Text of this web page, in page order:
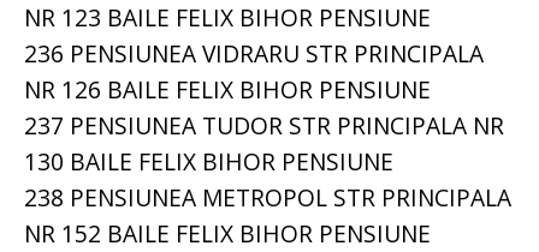
NR 123 BAILE FELIX BIHOR PENSIUNE
236 PENSIUNEA VIDRARU STR PRINCIPALA
NR 126 BAILE FELIX BIHOR PENSIUNE
237 PENSIUNEA TUDOR STR PRINCIPALA NR
130 BAILE FELIX BIHOR PENSIUNE
238 PENSIUNEA METROPOL STR PRINCIPALA
NR 152 BAILE FELIX BIHOR PENSIUNE